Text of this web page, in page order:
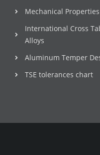
Mechanical
International Cross
Alloys
Aluminum Temper
TSE tolerances chart